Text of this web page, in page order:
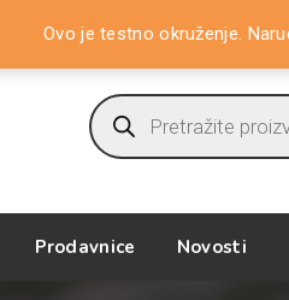
Ovo je testno okruženje.
Products
search
Prodavnice Novosti